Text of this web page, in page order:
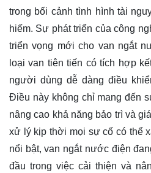
trong bối cảnh tình hình tài
hiếm. Sự phát triển của công
triển vọng mới cho van ngắt
loại van tiên tiến có tích hợp
người dùng dễ dàng điều
Điều này không chỉ mang đến
nâng cao khả năng bảo trì và
xử lý kịp thời mọi sự cố có thể
nổi bật, van ngắt nước điện
đầu trong việc cải thiện và